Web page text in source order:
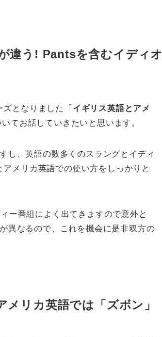
違う! Pantsを含むイディオ
となりました「 イギリス英語とアメ
てお話していきたいと思います。
し、英語の数多くのスラングとイディ
メリカ英語での使い方をしっかりと
ー番組によく出てきますので意外と
異なるので、これを機会に是非双方の
リカ英語では「ズボン」